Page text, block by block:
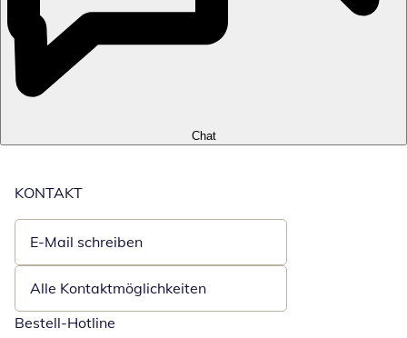
Chat
KONTAKT
E-Mail schreiben
Öffnet E-Mail-Client
Alle Kontaktmöglichkeiten
Bestell-Hotline